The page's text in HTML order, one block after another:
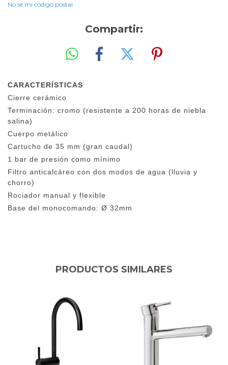
No sé mi código postal
Compartir:
CARACTERÍSTICAS
Cierre cerámico
Terminación: cromo (resistente a 200 horas de niebla
salina)
Cuerpo metálico
Cartucho de 35 mm (gran caudal)
1 bar de presión como mínimo
Filtro anticalcáreo con dos modos de agua (lluvia y
chorro)
Rociador manual y flexible
Base del monocomando: Ø 32mm
PRODUCTOS SIMILARES